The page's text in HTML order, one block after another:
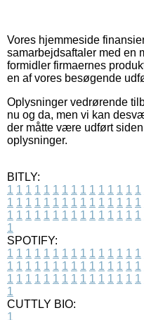
Vores hjemmeside
samarbejdsaftaler med en
formidler firmaernes
en af vores besøgende
Oplysninger vedrørende
nu og da, men vi kan
der måtte være udført
oplysninger.
BITLY:
1 1 1 1 1 1 1 1 1 1 1 1 1 1 1
1 1 1 1 1 1 1 1 1 1 1 1 1 1 1
1 1 1 1 1 1 1 1 1 1 1 1 1 1 1
1
SPOTIFY:
1 1 1 1 1 1 1 1 1 1 1 1 1 1 1
1 1 1 1 1 1 1 1 1 1 1 1 1 1 1
1 1 1 1 1 1 1 1 1 1 1 1 1 1 1
1
CUTTLY BIO:
1